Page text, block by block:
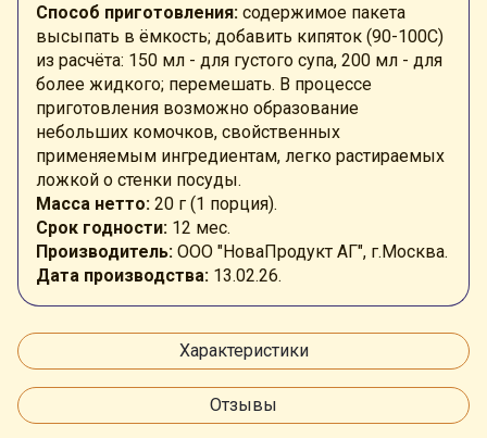
Способ приготовления: содержимое пакета
высыпать в ёмкость; добавить кипяток (90-100С)
из расчёта: 150 мл - для густого супа, 200 мл - для
более жидкого; перемешать. В процессе
приготовления возможно образование
небольших комочков, свойственных
применяемым ингредиентам, легко растираемых
ложкой о стенки посуды.
Масса нетто: 20 г (1 порция).
Срок годности: 12 мес.
Производитель: ООО "НоваПродукт АГ", г.Москва.
Дата производства: 13.02.26.
Характеристики
Отзывы